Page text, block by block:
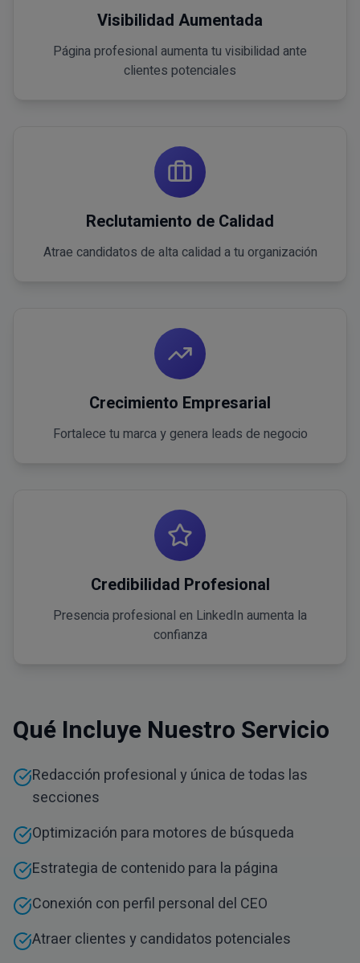
Visibilidad Aumentada
Página profesional aumenta tu visibilidad ante
clientes potenciales
Reclutamiento de Calidad
Atrae candidatos de alta calidad a tu organización
Crecimiento Empresarial
Fortalece tu marca y genera leads de negocio
Credibilidad Profesional
Presencia profesional en LinkedIn aumenta la
confianza
Qué Incluye Nuestro Servicio
Redacción profesional y única de todas las
secciones
Optimización para motores de búsqueda
Estrategia de contenido para la página
Conexión con perfil personal del CEO
Atraer clientes y candidatos potenciales